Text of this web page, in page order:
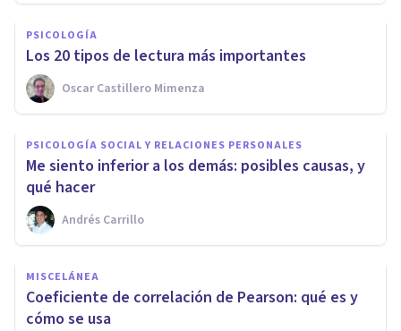
PSICOLOGÍA
Los 20 tipos de lectura más importantes
Oscar Castillero Mimenza
PSICOLOGÍA SOCIAL Y RELACIONES PERSONALES
Me siento inferior a los demás: posibles causas, y
qué hacer
Andrés Carrillo
MISCELÁNEA
Coeficiente de correlación de Pearson: qué es y
cómo se usa